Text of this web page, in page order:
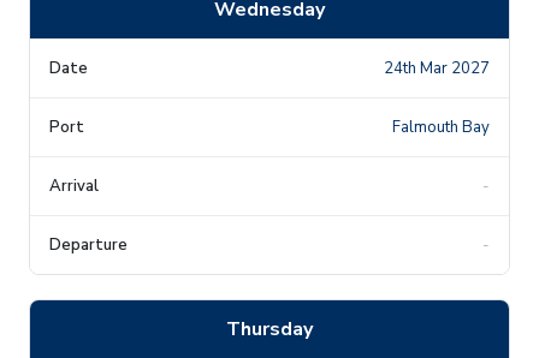
Wednesday
24th Mar 2027
Falmouth Bay
-
-
Thursday